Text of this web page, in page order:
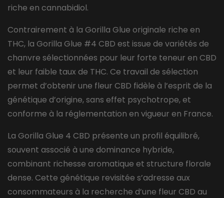
riche en cannabidiol.
Contrairement à la Gorilla Glue originale riche en
THC, la Gorilla Glue #4 CBD est issue de variétés de
chanvre sélectionnées pour leur forte teneur en CBD
et leur faible taux de THC. Ce travail de sélection
permet d’obtenir une fleur CBD fidèle à l’esprit de la
génétique d’origine, sans effet psychotrope, et
conforme à la réglementation en vigueur en France.
La Gorilla Glue 4 CBD présente un profil équilibré,
souvent associé à une dominance hybride,
combinant richesse aromatique et structure florale
dense. Cette génétique revisitée s’adresse aux
consommateurs à la recherche d’une fleur CBD au